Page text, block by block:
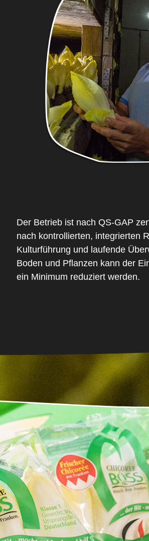
Der Betrieb ist nach QS-GAP
nach kontrollierten, integrierten
Kulturführung und laufende
Boden und Pflanzen kann der
ein Minimum reduziert werden.